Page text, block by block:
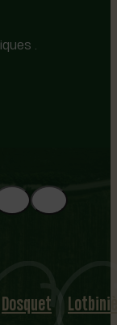
.
Lotbinière